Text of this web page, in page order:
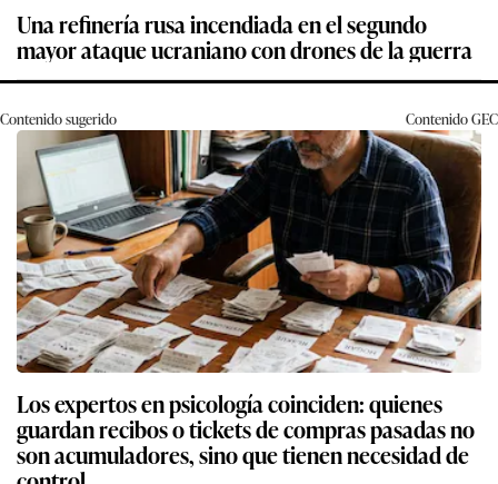
Una refinería rusa incendiada en el segundo
mayor ataque ucraniano con drones de la guerra
Contenido sugerido ContenidoGEC
Los expertos en psicología coinciden: quienes
guardan recibos o tickets de compras pasadas no
son acumuladores, sino que tienen necesidad de